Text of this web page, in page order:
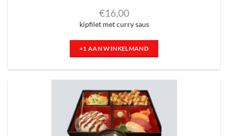
€16,00
kipfilet met curry saus
+1 AAN WINKELMAND